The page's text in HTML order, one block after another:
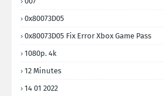
0x80073D05
0x80073D05 Fix Error Xbox Game Pass
1080p. 4k
12 Minutes
14 01 2022